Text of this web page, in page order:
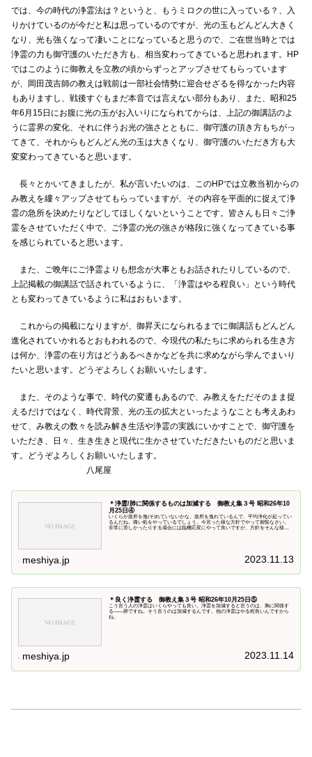
では、今の時代の浄霊法は？というと、もうミロクの世に入っている？、入
りかけているのが今だと私は思っているのですが、光の玉もどんどん大きく
なり、光も強くなって凄いことになっていると思うので、ご在世当時とでは
浄霊の力も御守護のいただき方も、相当変わってきていると思われます。HP
ではこのように御教えを立教の頃からずっとアップさせてもらっています
が、岡田茂吉師の教えは戦前は一部社会情勢に迎合せざるを得なかった内容
もありますし、戦後すぐもまだ本音では言えない部分もあり、また、昭和25
年6月15日にお腹に光の玉がお入いりになられてからは、上記の御講話のよ
うに霊界の変化、それに伴うお光の強さとともに、御守護の頂き方もちがっ
てきて、それからもどんどん光の玉は大きくなり、御守護のいただき方も大
変変わってきていると思います。
長々とかいてきましたが、私が言いたいのは、このHPでは立教当初からの
み教えを縷々アップさせてもらっていますが、その内容を平面的に捉えて浄
霊の急所を決めたりなどしてほしくないということです。皆さんも日々ご浄
霊をさせていただく中で、ご浄霊の光の強さが格段に強くなってきている事
を感じられていると思います。
また、ご晩年にご浄霊よりも想念が大事ともお話されたりしているので、
上記掲載の御講話で話されているように、「浄霊はやる程良い」という時代
とも変わってきているように私はおもいます。
これからの掲載になりますが、御昇天になられるまでに御講話もどんどん
進化されていかれるとおもわれるので、今現代の私たちに求められる生き方
は何か、浄霊の在り方はどうあるべきかなどを共に求めながら学んでまいり
たいと思います。どうぞよろしくお願いいたします。
また、そのような事で、時代の変遷もあるので、み教えをただそのまま捉
えるだけではなく、時代背景、光の玉の拡大といったようなことも考えあわ
せて、み教えの数々を読み解き生活や浄霊の実践にいかすことで、御守護を
いただき、日々、生き生きと現代に生かさせていただきたいものだと思いま
す。どうぞよろしくお願いいたします。
八尾屋
＊浄霊/肺に関係するものは加減する 御教え集３号 昭和26年10
月25日④
いくらか急所を逸(そ)れていないかな。急所を逸れているんで、平均浄化が起ってい
るんだね。痛い処をやっているでしょう。今言った様な方針でやって御覧なさい。
非常に苦しかったりする場合には臨機応変にやって良いですが、方針をそんな様な
meshiya.jp 2023.11.13
＊良く浄霊する 御教え集３号 昭和26年10月25日⑤
こう言う人の浄霊はいくらやっても良い。浄霊を加減すると言うのは、胸に関係す
る――肺ですね。そう言うのは加減するんです。他の浄霊はやる程良いんですから
ね。
meshiya.jp 2023.11.14